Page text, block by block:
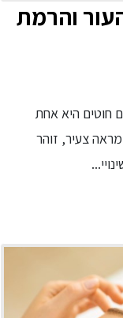
והרמת
חוטים היא אחת
צעיר, זוהר